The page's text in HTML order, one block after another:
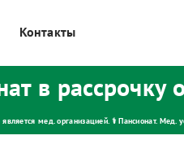
Контакты
в рассрочку
мед. организацией. ⚕ Пансионат. Мед.